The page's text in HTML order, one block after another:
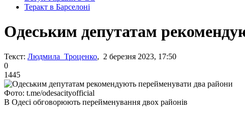
Теракт в Барселоні
Одеським депутатам
Текст: Людмила Троценко, 2 березня 2023, 17:50
0
1445
Фото: t.me/odesacityofficial
В Одесі обговорюють перейменування двох районів